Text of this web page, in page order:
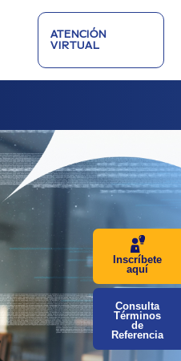
ATENCIÓN
VIRTUAL
Inscríbete
aquí
Consulta
Términos
de
Referencia